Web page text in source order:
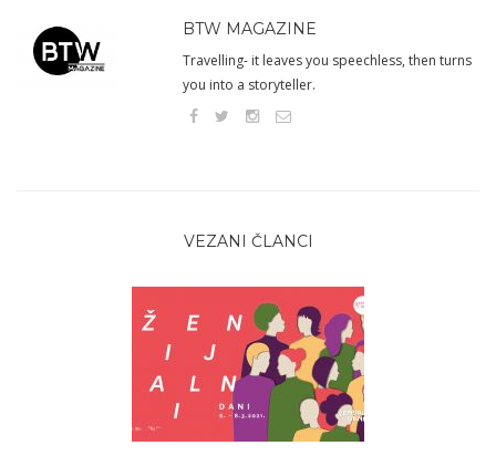
BTW MAGAZINE
Travelling- it leaves you speechless, then turns
you into a storyteller.
VEZANI ČLANCI